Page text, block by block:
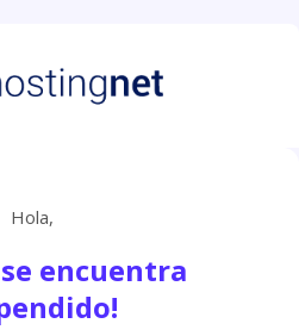
Hola,
encuentra